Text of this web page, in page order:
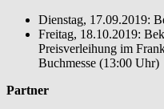
Dienstag, 17.09.2019:
Freitag, 18.10.2019:
Preisverleihung im
Buchmesse (13:00 Uhr)
Partner